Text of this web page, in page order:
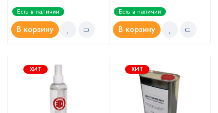
Есть в наличии
В корзину
Есть в наличии
В корзину
ХИТ ХИТ